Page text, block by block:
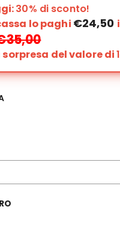
30% di sconto!
lo paghi€24,50
del valore di